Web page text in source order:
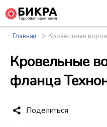
Главная > Кровельные
Кровельные
фланца
Поделиться